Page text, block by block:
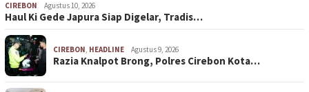
CIREBON Agustus 10, 2026
Haul Ki Gede Japura Siap Digelar, Tradis…
CIREBON, HEADLINE Agustus 9, 2026
Razia Knalpot Brong, Polres Cirebon Kota…